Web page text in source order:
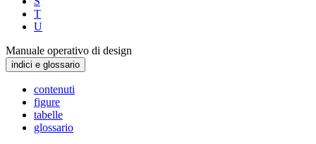
T
U
Manuale operativo di design
indici e glossario
contenuti
figure
tabelle
glossario